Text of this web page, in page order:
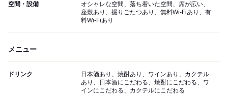
空間・設備
オシャレな空間、落ち着いた空間、席が広い、
座敷あり、掘りごたつあり、無料Wi-Fiあり、有
料Wi-Fiあり
メニュー
ドリンク
日本酒あり、焼酎あり、ワインあり、カクテル
あり、日本酒にこだわる、焼酎にこだわる、ワ
インにこだわる、カクテルにこだわる